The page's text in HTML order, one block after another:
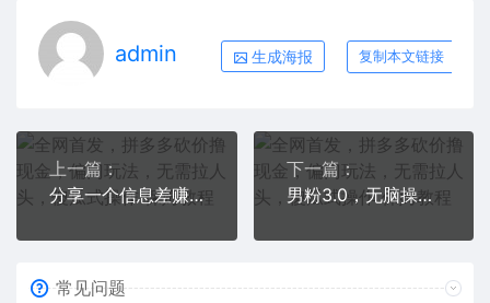
admin 生成海报 复制本文链接
上一篇：
分享一个信息差赚钱项目，只需要是私信就有收益，0成本每单至少50+
下一篇：
男粉3.0，无脑操作，日入1000+全自动变现（掘金系统+教程+素材+软件）
常见问题